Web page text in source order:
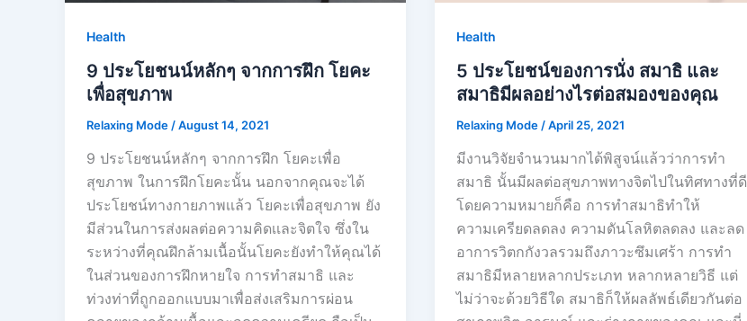
Health
9 ประโยชนน์หลักๆ จากการฝึก โยคะ
เพื่อสุขภาพ
Relaxing Mode /August 14, 2021
9 ประโยชนน์หลักๆ จากการฝึก โยคะเพื่อ
สุขภาพ ในการฝึกโยคะนั้น นอกจากคุณจะได้
ประโยชน์ทางกายภาพเเล้ว โยคะเพื่อสุขภาพ ยัง
มีส่วนในการส่งผลต่อความคิดเเละจิตใจ ซึ่งใน
ระหว่างที่คุณฝึกล้ามเนื้อนั้นโยคะยังทำให้คุณได้
ในส่วนของการฝึกหายใจ การทำสมาธิ และ
ท่วงท่าที่ถูกออกแบบมาเพื่อส่งเสริมการผ่อน
Health
5 ประโยชน์ของการนั่ง สมาธิ และ
สมาธิมีผลอย่างไรต่อสมองของคุณ
Relaxing Mode /April 25, 2021
มีงานวิจัยจำนวนมากได้พิสูจน์แล้วว่าการทำ
สมาธิ นั้นมีผลต่อสุขภาพทางจิตไปในทิศทางที่ดี
โดยความหมายก็คือ การทำสมาธิทำให้
ความเครียดลดลง ความดันโลหิตลดลง และลด
อาการวิตกกังวลรวมถึงภาวะซึมเศร้า การทำ
สมาธิมีหลายหลากประเภท หลากหลายวิธี แต่
ไม่ว่าจะด้วยวิธีใด สมาธิก็ให้ผลลัพธ์เดียวกันต่อ